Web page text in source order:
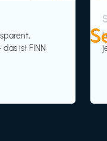
ist FINN